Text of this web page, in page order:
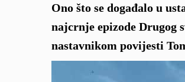
Ono što se događalo u
najcrnje epizode Drugog
nastavnikom povijesti